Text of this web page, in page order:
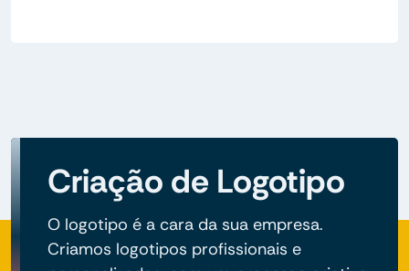
Criação de Logotipo
O logotipo é a cara da sua empresa.
Criamos logotipos profissionais e